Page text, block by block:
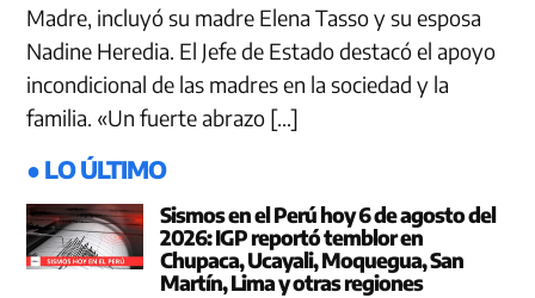
Madre, incluyó su madre Elena Tasso y su esposa
Nadine Heredia. El Jefe de Estado destacó el apoyo
incondicional de las madres en la sociedad y la
familia. «Un fuerte abrazo […]
● LO ÚLTIMO
Sismos en el Perú hoy 6 de agosto del
2026: IGP reportó temblor en
Chupaca, Ucayali, Moquegua, San
Martín, Lima y otras regiones